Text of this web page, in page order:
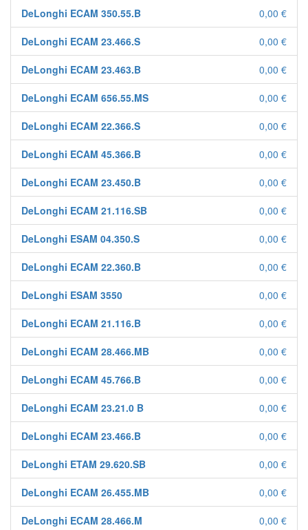
DeLonghi ECAM 350.55.B 0,00 €
DeLonghi ECAM 23.466.S 0,00 €
DeLonghi ECAM 23.463.B 0,00 €
DeLonghi ECAM 656.55.MS 0,00 €
DeLonghi ECAM 22.366.S 0,00 €
DeLonghi ECAM 45.366.B 0,00 €
DeLonghi ECAM 23.450.B 0,00 €
DeLonghi ECAM 21.116.SB 0,00 €
DeLonghi ESAM 04.350.S 0,00 €
DeLonghi ECAM 22.360.B 0,00 €
DeLonghi ESAM 3550 0,00 €
DeLonghi ECAM 21.116.B 0,00 €
DeLonghi ECAM 28.466.MB 0,00 €
DeLonghi ECAM 45.766.B 0,00 €
DeLonghi ECAM 23.21.0 B 0,00 €
DeLonghi ECAM 23.466.B 0,00 €
DeLonghi ETAM 29.620.SB 0,00 €
DeLonghi ECAM 26.455.MB 0,00 €
DeLonghi ECAM 28.466.M 0,00 €